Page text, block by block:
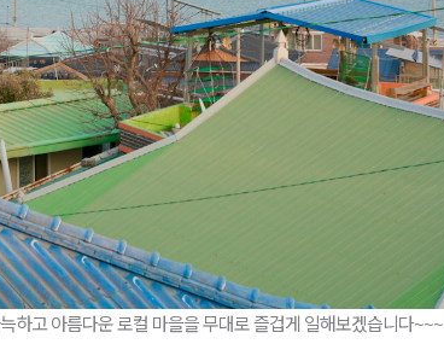
하고 아름다운 로컬 마을을 무대로 즐겁게 일해보겠습니다~~~